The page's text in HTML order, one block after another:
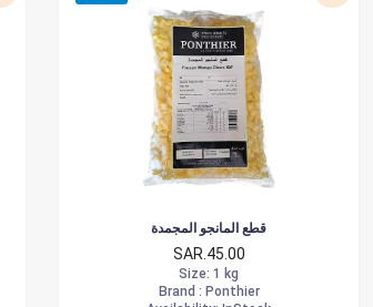
قطع المانجو المجمدة
SAR.45.00
Size: 1 kg
Brand : Ponthier